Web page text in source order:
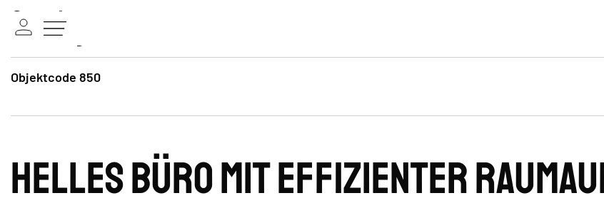
Objektcode 850
Helles Büro mit effizienter